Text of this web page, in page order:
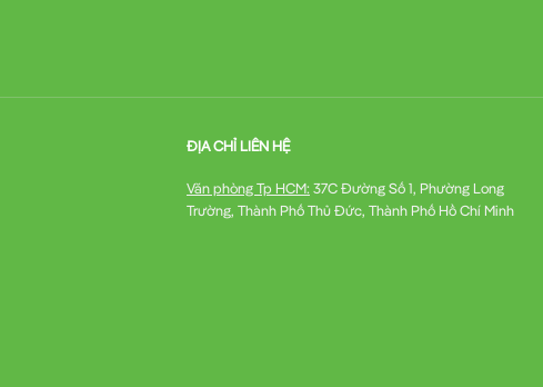
ĐỊA CHỈ LIÊN HỆ
Văn phòng Tp HCM:37C Đường Số 1, Phường Long
Trường, Thành Phố Thủ Đức, Thành Phố Hồ Chí Minh